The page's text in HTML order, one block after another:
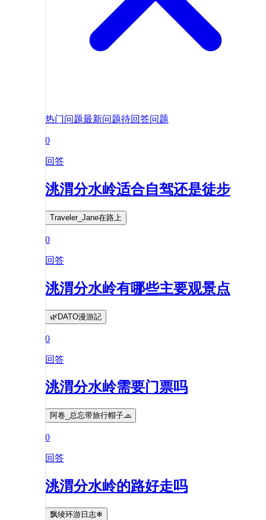
热门问题最新问题待回答问题
0
回答
洮渭分水岭适合自驾还是徒步
Traveler_Jane在路上
0
回答
洮渭分水岭有哪些主要观景点
🌿DATO漫游記
0
回答
洮渭分水岭需要门票吗
阿卷_总忘带旅行帽子🧢
0
回答
洮渭分水岭的路好走吗
飘绫环游日志❄